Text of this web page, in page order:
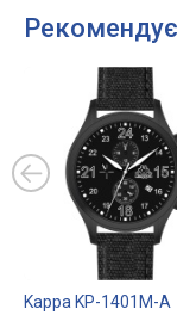
Kappa KP-1401M-A